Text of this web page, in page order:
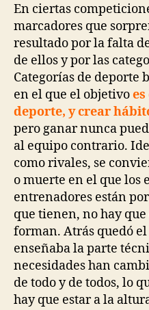
En ciertas
marcadores que
resultado por la falta
de ellos y por las
Categorías de deporte
en el que el objetivo
deporte, y crear
pero ganar nunca
al equipo contrario.
como rivales, se
o muerte en el que los
entrenadores están
que tienen, no hay
forman. Atrás quedó
enseñaba la parte
necesidades han
de todo y de todos, lo
hay que estar a la